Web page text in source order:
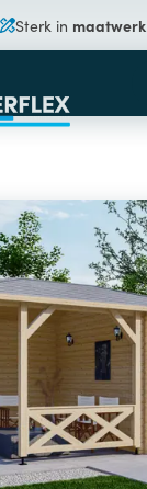
Sterk in maatwerk